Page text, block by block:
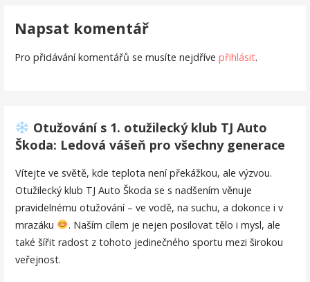
Napsat komentář
Pro přidávání komentářů se musíte nejdříve přihlásit.
Otužování s 1. otužilecký klub TJ Auto
Škoda: Ledová vášeň pro všechny generace
Vítejte ve světě, kde teplota není překážkou, ale výzvou.
Otužilecký klub TJ Auto Škoda se s nadšením věnuje
pravidelnému otužování – ve vodě, na suchu, a dokonce i v
mrazáku
. Naším cílem je nejen posilovat tělo i mysl, ale
také šířit radost z tohoto jedinečného sportu mezi širokou
veřejnost.